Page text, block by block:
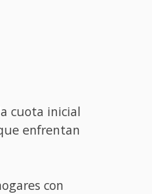
cuota inicial
enfrentan
con